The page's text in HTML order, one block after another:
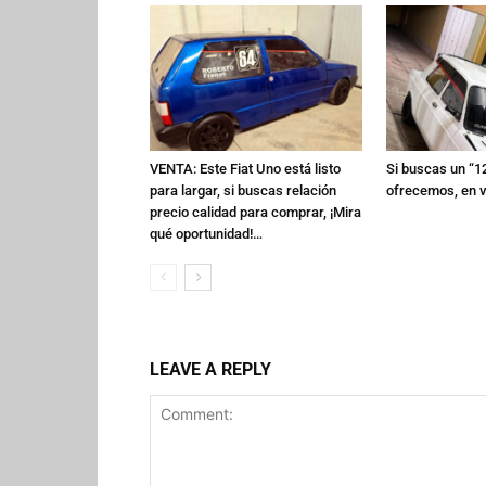
VENTA: Este Fiat Uno está listo
para largar, si buscas relación
precio calidad para comprar, ¡Mira
qué oportunidad!…
Si buscas un
ofrecemos, en
LEAVE A REPLY